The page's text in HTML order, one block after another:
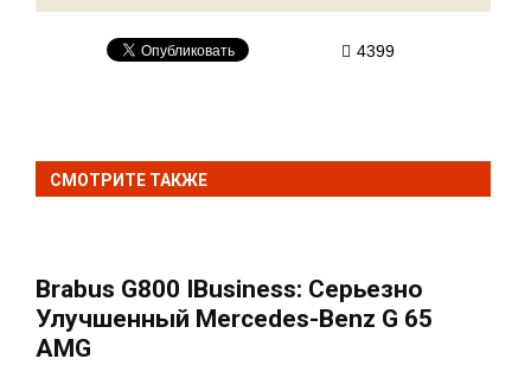
4399
СМОТРИТЕ ТАКЖЕ
Brabus G800 IBusiness: Серьезно
Улучшенный Mercedes-Benz G 65
AMG